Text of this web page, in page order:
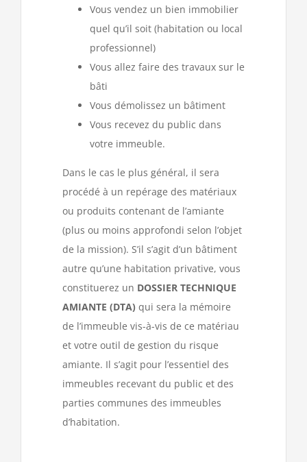
Vous vendez un bien immobilier
quel qu’il soit (habitation ou local
professionnel)
Vous allez faire des travaux sur le
bâti
Vous démolissez un bâtiment
Vous recevez du public dans
votre immeuble.
Dans le cas le plus général, il sera
procédé à un repérage des matériaux
ou produits contenant de l’amiante
(plus ou moins approfondi selon l’objet
de la mission). S’il s’agit d’un bâtiment
autre qu’une habitation privative, vous
constituerez un DOSSIER TECHNIQUE
AMIANTE (DTA) qui sera la mémoire
de l’immeuble vis-à-vis de ce matériau
et votre outil de gestion du risque
amiante. Il s’agit pour l’essentiel des
immeubles recevant du public et des
parties communes des immeubles
d’habitation.